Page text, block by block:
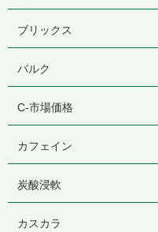
ブリックス
バルク
C-市場価格
カフェイン
炭酸浸軟
カスカラ